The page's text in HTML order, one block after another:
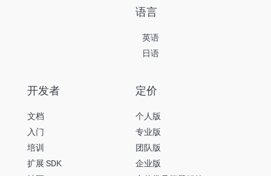
开发者
文档
入门
培训
扩展 SDK
定价
个人版
专业版
团队版
企业版
语言
英语
日语